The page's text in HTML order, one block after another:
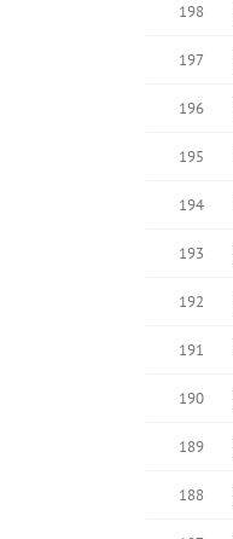
198
197
196
195
194
193
192
191
190
189
188